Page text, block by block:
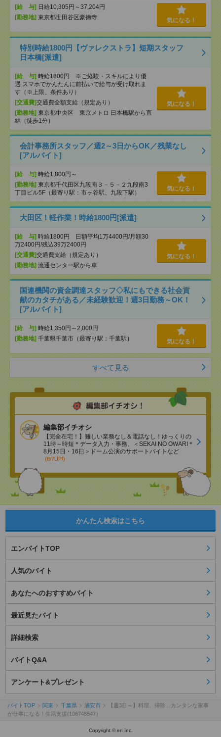
[給 与] 日給10,305円～37,204円
[勤務地] 東京都世田谷区豪徳寺 気になる！
特別時給1800円【ヴァレクストラ】短期スタッフ
日本橋[派遣]
[給 与] 時給1800円 ※ご経験・スキルにより優
遇 スマホでかんたんに前払いで給与が受け取れま
す（※上限、条件あり）
[交通費]交通費全額支給（規定あり）
[勤務地] 東京都中央区 東京メトロ 日本橋駅から直
結（徒歩1分）
気になる！
会計事務所スタッフ／週2～3日からOK／残業なし
[アルバイト]
[給 与] 時給1,800円～
[勤務地] 東京都千代田区九段南３－５－２九段南3
丁目ビル5F（最寄り駅：市ヶ谷駅、九段下駅）
気になる！
大田区！軽作業！時給1800円[派遣]
[給 与] 時給1800円 日額平均1万4400円/月額30
万2400円/残込39万2400円
[交通費]交通費支給（規定あり）
[勤務地] 流通センター駅から車
気になる！
国連機関の資金調達スタッフ◇私にもできる社会貢
献のカタチがある／未経験歓迎！週3日勤務～OK！
[アルバイト]
[給 与] 時給1,350円～2,000円
[勤務地] 千葉県千葉市（最寄り駅：千葉駅） 気になる！
すべて見る
編集部イチオシ
【完全在宅！】難しい業務なし＆電話なし！ゆっくりの
11時～時短＊データ入力・事務、＜SEKAI NO OWARI＊
8月15日・16日＞ドーム公演のサポートバイトなど
(8/7UP!)
かんたん検索はこちら
エンバイトTOP
人気のバイト
あなたへのおすすめバイト
最近見たバイト
詳細検索
バイトQ&A
アンケート&プレゼント
バイトTOP 関東 千葉県 浦安市
【週3日～】料理、掃除…カンタンな家事
が仕事になる！生活支援(106748547）
Copyright © en Inc.